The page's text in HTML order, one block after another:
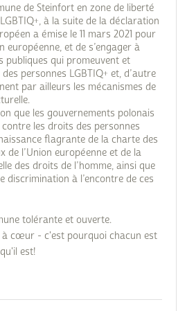
de Steinfort en zone de liberté
à la suite de la déclaration
a émise le 11 mars 2021 pour
européenne, et de s’engager à
publiques qui promeuvent et
personnes LGBTIQ+ et, d’autre
par ailleurs les mécanismes de
que les gouvernements polonais
les droits des personnes
flagrante de la charte des
de l’Union européenne et de la
des droits de l’homme, ainsi que
discrimination à l’encontre de ces
tolérante et ouverte.
à cœur - c'est pourquoi chacun est
est!